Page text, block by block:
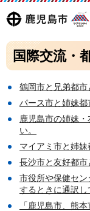
鹿児島
市
マグ
マシ
ティ
鹿児
島市
国際交流・
鶴岡市と兄弟都市
パース市と姉妹都
鹿児島市の姉妹
い。
マイアミ市と姉妹
長沙市と友好都市
市役所や保健セ
するときに通訳し
「鹿児島市、熊